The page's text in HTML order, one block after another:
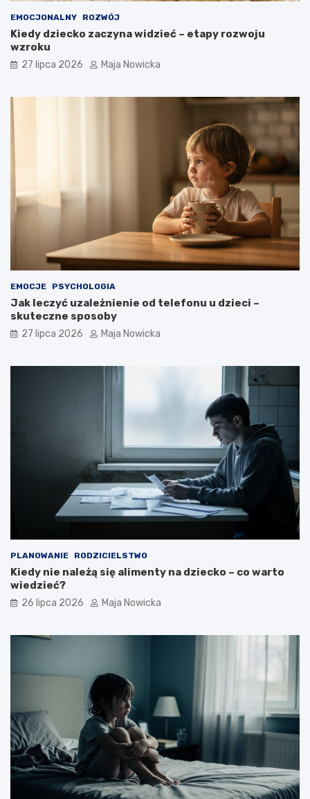
EMOCJONALNY ROZWÓJ
Kiedy dziecko zaczyna widzieć – etapy rozwoju
wzroku
27 lipca 2026 Maja Nowicka
EMOCJE PSYCHOLOGIA
Jak leczyć uzależnienie od telefonu u dzieci –
skuteczne sposoby
27 lipca 2026 Maja Nowicka
PLANOWANIE RODZICIELSTWO
Kiedy nie należą się alimenty na dziecko – co warto
wiedzieć?
26 lipca 2026 Maja Nowicka